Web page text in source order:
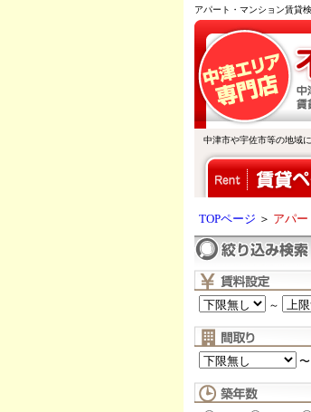
アパート・マンション賃貸
中津市や宇佐市等の地域
TOPページ ＞ アパ
～
〜